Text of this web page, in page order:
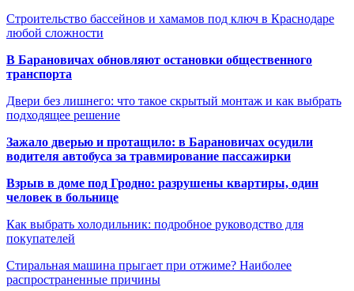
Строительство бассейнов и хамамов под ключ в Краснодаре
любой сложности
В Барановичах обновляют остановки общественного
транспорта
Двери без лишнего: что такое скрытый монтаж и как выбрать
подходящее решение
Зажало дверью и протащило: в Барановичах осудили
водителя автобуса за травмирование пассажирки
Взрыв в доме под Гродно: разрушены квартиры, один
человек в больнице
Как выбрать холодильник: подробное руководство для
покупателей
Стиральная машина прыгает при отжиме? Наиболее
распространенные причины